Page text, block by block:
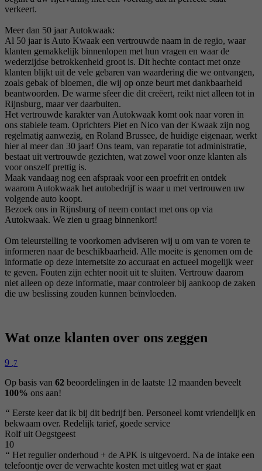
verkeert.
Meer dan 50 jaar Autokwaak:
Al 50 jaar is Auto Kwaak een vertrouwde naam in de regio, waar
klanten gemakkelijk binnenlopen met hun vragen en waar de
wederzijdse betrokkenheid groot is. Dit hechte contact met onze
klanten blijkt uit de vele gebaren van waardering die we ontvangen,
zoals gebak of bloemen, die wij op onze beurt met dankbaarheid
beantwoorden. De warme sfeer die dit creëert, reikt niet alleen tot in
Rijnsburg, maar ver daarbuiten.
Het vertrouwde karakter van Autokwaak komt ook naar voren in
ons stabiele team. Oprichters Piet en Nico van der Kwaak zijn nog
regelmatig aanwezig, en Roland Brussee, de huidige eigenaar, werkt
hier al meer dan 30 jaar! Ons team, van reparatie tot administratie,
bestaat uit vertrouwde gezichten, wat zowel voor onze klanten als
voor onszelf prettig is.
Maak vandaag nog een afspraak voor een proefrit en ontdek
waarom Autokwaak het autobedrijf is waar u met vertrouwen uw
volgende auto koopt.
Bezoek ons in Rijnsburg of neem contact met ons op via
Autokwaak. We zien u graag binnenkort!
Om teleurstelling te voorkomen adviseren wij u om van te voren te
informeren naar de beschikbaarheid. Alle moeite is genomen om de
informatie op deze internetsite zo accuraat en actueel mogelijk weer
te geven. Fouten zijn echter nooit uit te sluiten. Vertrouw daarom
niet alleen op deze informatie, maar controleer bij aankoop de zaken
die uw beslissing zouden kunnen beïnvloeden.
Wat onze klanten over ons zeggen
9 ,7
Op basis van 62 beoordelingen in de laatste 12 maanden beveelt
100% ons aan!
“ Eerste keer dat ik bij dit bedrijf ben. Personeel komt vriendelijk en
bekwaam over. Redelijk tarief, goede service
Rolf uit Oegstgeest
10
“ Het regulier onderhoud + de APK is uitgevoerd. Na de intake een
telefoontje over de verwachte kosten met uitleg wat er gaat